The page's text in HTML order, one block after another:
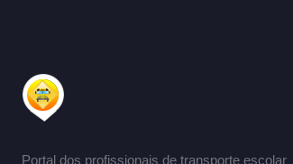
Portal dos profissionais de transporte escolar